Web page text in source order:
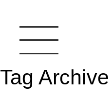
Tag Archive